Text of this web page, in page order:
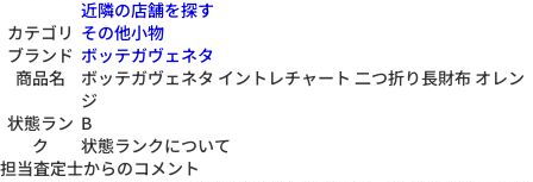
近隣の店舗を探す
カテゴリ その他小物
ブランド ボッテガヴェネタ
商品名
ボッテガヴェネタ イントレチャート 二つ折り長財布 オレン
ジ
状態ラン
ク
B
状態ランクについて
担当査定士からのコメント